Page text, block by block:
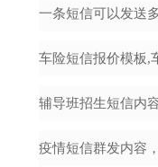
车险短信报价模板,
辅导班招生短信内
疫情短信群发内容